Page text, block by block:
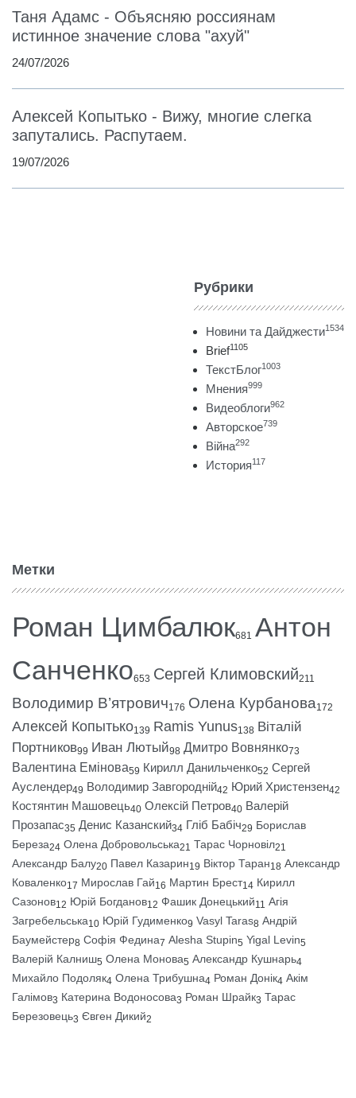
Таня Адамс - Объясняю россиянам
истинное значение слова "ахуй"
24/07/2026
Алексей Копытько - Вижу, многие слегка
запутались. Распутаем.
19/07/2026
Рубрики
Новини та Дайджести1534
Brief1105
ТекстБлог1003
Мнения999
Видеоблоги962
Авторское739
Війна292
История117
Метки
Роман Цимбалюк681 Антон
Санченко653 Сергей Климовский211
Володимир В’ятрович176 Олена Курбанова172
Алексей Копытько139 Ramis Yunus138 Віталій
Портников99 Иван Лютый98 Дмитро Вовнянко73
Валентина Емінова59 Кирилл Данильченко52 Сергей
Ауслендер49 Володимир Завгородній42 Юрий Христензен42
Костянтин Машовець40 Олексій Петров40 Валерій
Прозапас35 Денис Казанский34 Гліб Бабіч29 Борислав
Береза24 Олена Добровольська21 Тарас Чорновіл21
Александр Балу20 Павел Казарин19 Віктор Таран18 Александр
Коваленко17 Мирослав Гай16 Мартин Брест14 Кирилл
Сазонов12 Юрій Богданов12 Фашик Донецький11 Агія
Загребельська10 Юрій Гудименко9 Vasyl Taras8 Андрій
Баумейстер8 Софія Федина7 Alesha Stupin5 Yigal Levin5
Валерій Калниш5 Олена Монова5 Александр Кушнарь4
Михайло Подоляк4 Олена Трибушна4 Роман Донік4 Акім
Галімов3 Катерина Водоносова3 Роман Шрайк3 Тарас
Березовець3 Євген Дикий2